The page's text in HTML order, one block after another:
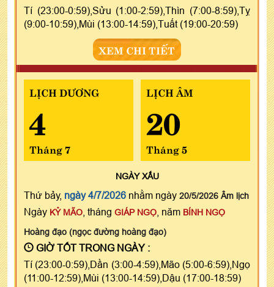
Tí (23:00-0:59),Sửu (1:00-2:59),Thìn (7:00-8:59),Tỵ
(9:00-10:59),Mùi (13:00-14:59),Tuất (19:00-20:59)
XEM CHI TIẾT
LỊCH DƯƠNG
4
Tháng 7
LỊCH ÂM
20
Tháng 5
NGÀYXẤU
Thứ bảy, ngày 4/7/2026 nhằm ngày 20/5/2026 Âm lịch
Ngày KỶ MÃO , tháng GIÁP NGỌ , năm BÍNH NGỌ
Hoàng đạo (ngọc đường hoàng đạo)
GIỜ TỐT TRONG NGÀY :
Tí (23:00-0:59),Dần (3:00-4:59),Mão (5:00-6:59),Ngọ
(11:00-12:59),Mùi (13:00-14:59),Dậu (17:00-18:59)